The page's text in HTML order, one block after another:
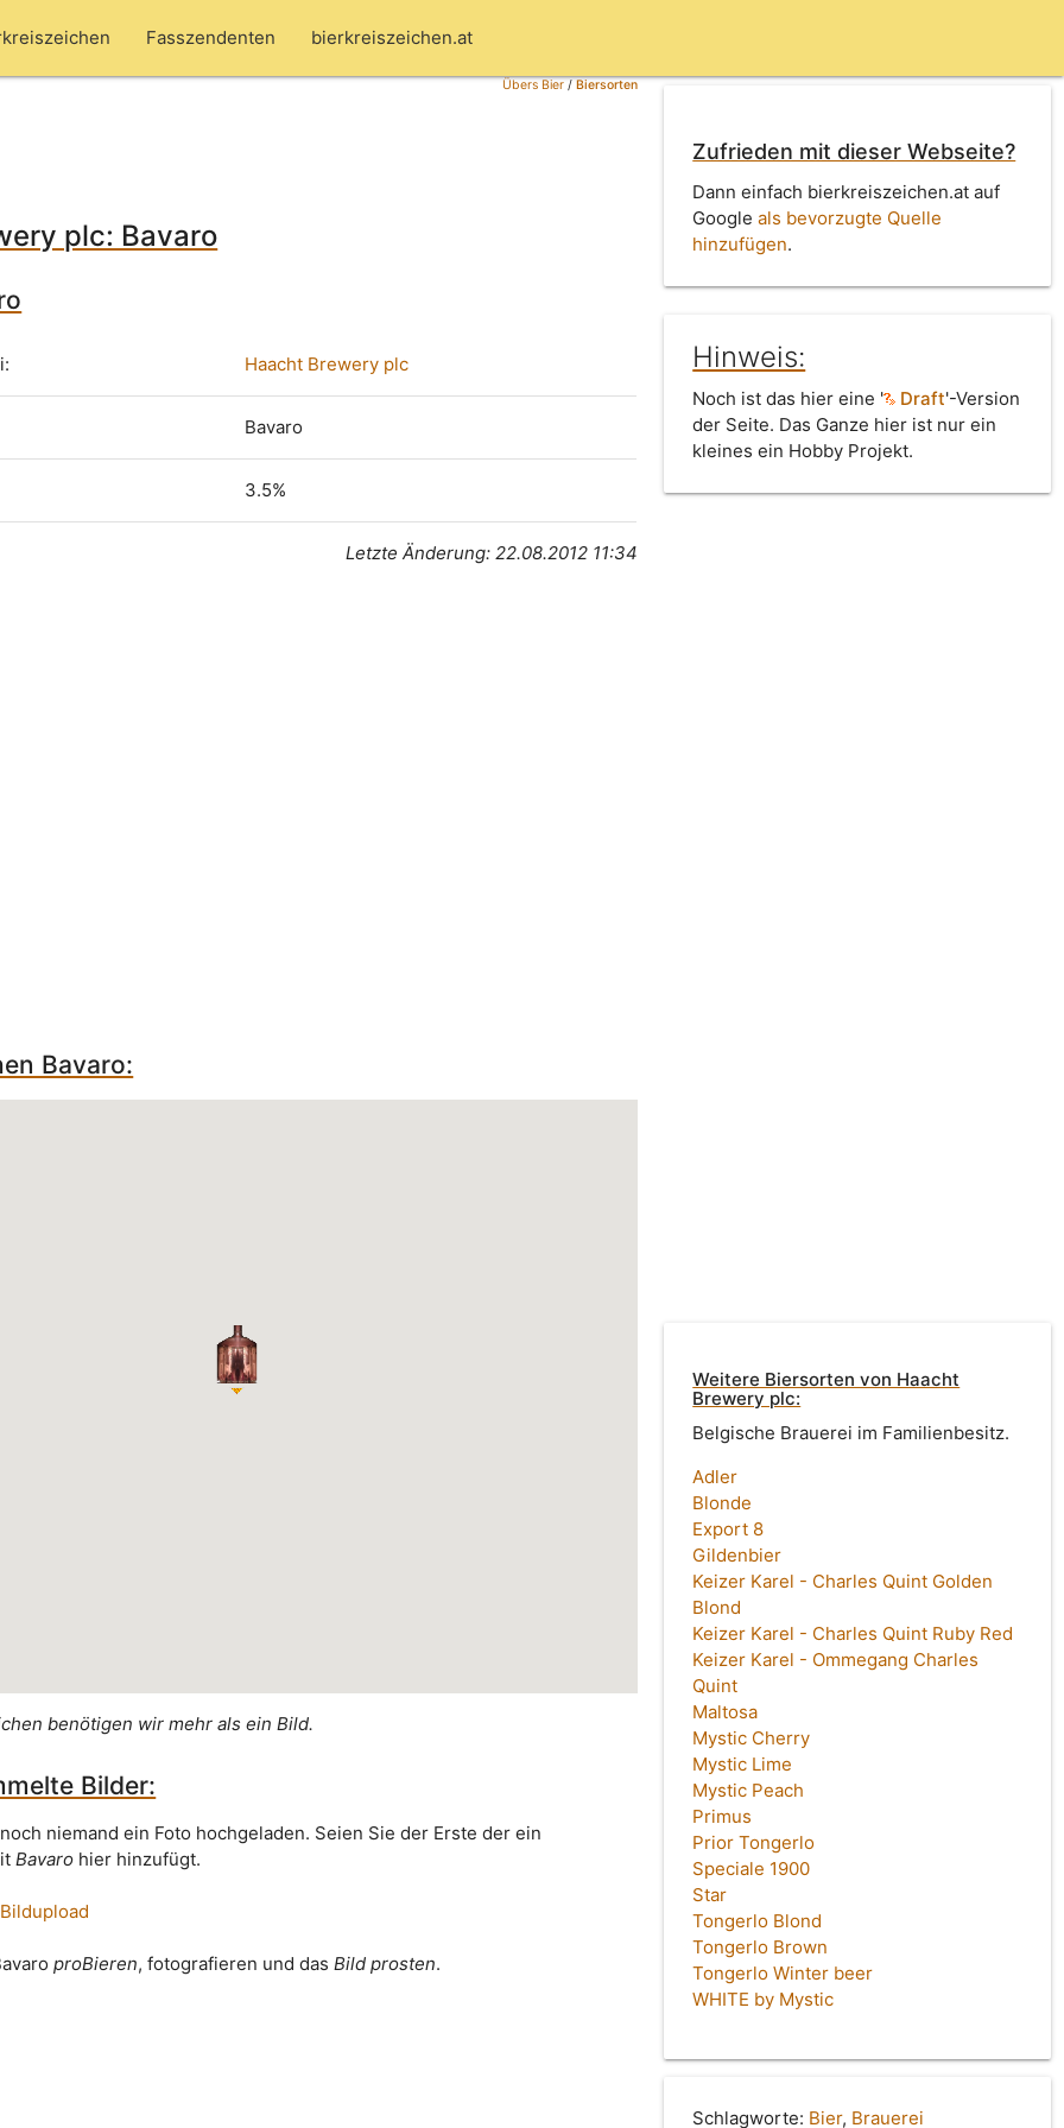
Fasszendenten bierkreiszeichen.at
Übers Bier/Biersorten
plc: Bavaro
Haacht Brewery plc
Bavaro
3.5%
Letzte Änderung: 22.08.2012 11:34
Zufrieden mit dieser Webseite?
Dann einfach bierkreiszeichen.at auf
Googleals bevorzugte Quelle
hinzufügen.
Hinweis:
Noch ist das hier eine ' Draft'-Version
der Seite. Das Ganze hier ist nur ein
kleines ein Hobby Projekt.
Bavaro:
benötigen wir mehr als ein Bild.
Bilder:
niemand ein Foto hochgeladen. Seien Sie der Erste der ein
Bavaro hier hinzufügt.
proBieren, fotografieren und dasBild prosten.
Weitere Biersorten von Haacht
Brewery plc:
Belgische Brauerei im Familienbesitz.
Adler
Blonde
Export 8
Gildenbier
Keizer Karel - Charles Quint Golden
Blond
Keizer Karel - Charles Quint Ruby Red
Keizer Karel - Ommegang Charles
Quint
Maltosa
Mystic Cherry
Mystic Lime
Mystic Peach
Primus
Prior Tongerlo
Speciale 1900
Star
Tongerlo Blond
Tongerlo Brown
Tongerlo Winter beer
WHITE by Mystic
Schlagworte: Bier, Brauerei